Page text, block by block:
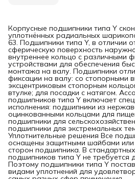
Корпусные подшипники типа Y
уплотнённых радиальных
63. Подшипники типа Y, в отличии
сферическую поверхность
внутреннее кольцо с различными
устройствами для обеспечения
монтажа на валу. Подшипники
фиксации на валу: со стопорными
эксцентриковым стопорным
втулке; для посадки с натягом.
подшипников типа Y включает
исполнения: подшипники из
оцинкованными кольцами для
подшипники для
подшипники для экстремальных
Уплотнительные решения Все
оснащены защитными шайбами или
сторон подшипника. В
подшипников типа Y не требуется
Поэтому подшипники типа Y
видами уплотнений для